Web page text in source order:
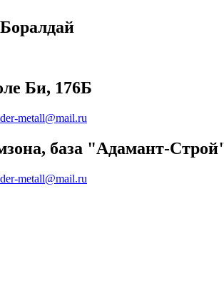
Би, 176Б
metall@mail.ru
база "Адамант-
metall@mail.ru